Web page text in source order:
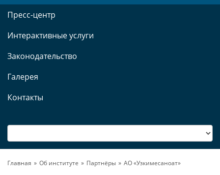
Пресс-центр
Интерактивные услуги
Законодательство
Галерея
Контакты
Главная Об институте Партнёры АО «Узкимесаноат»